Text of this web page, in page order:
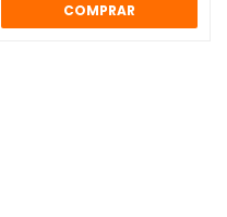
COMPRAR